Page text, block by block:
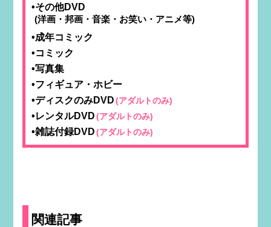
•その他DVD
(洋画・邦画・音楽・お笑い・アニメ等)
•成年コミック
•コミック
•写真集
•フィギュア・ホビー
•ディスクのみDVD (アダルトのみ)
•レンタルDVD (アダルトのみ)
•雑誌付録DVD (アダルトのみ)
関連記事